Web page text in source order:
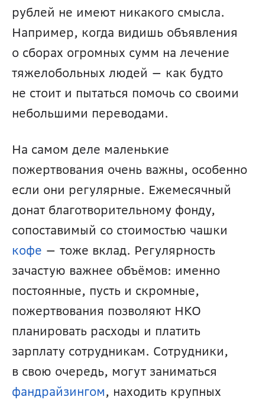
рублей не имеют никакого смысла.
Например, когда видишь объявления
о сборах огромных сумм на лечение
тяжелобольных людей — как будто
не стоит и пытаться помочь со своими
небольшими переводами.
На самом деле маленькие
пожертвования очень важны, особенно
если они регулярные. Ежемесячный
донат благотворительному фонду,
кофе — тоже вклад. Регулярность
зачастую важнее объёмов: именно
постоянные, пусть и скромные,
пожертвования позволяют НКО
планировать расходы и платить
зарплату сотрудникам. Сотрудники,
фандрайзингом, находить крупных